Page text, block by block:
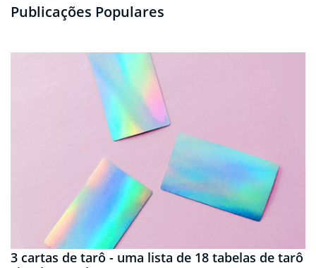
Publicações Populares
3 cartas de tarô - uma lista de 18 tabelas de tarô